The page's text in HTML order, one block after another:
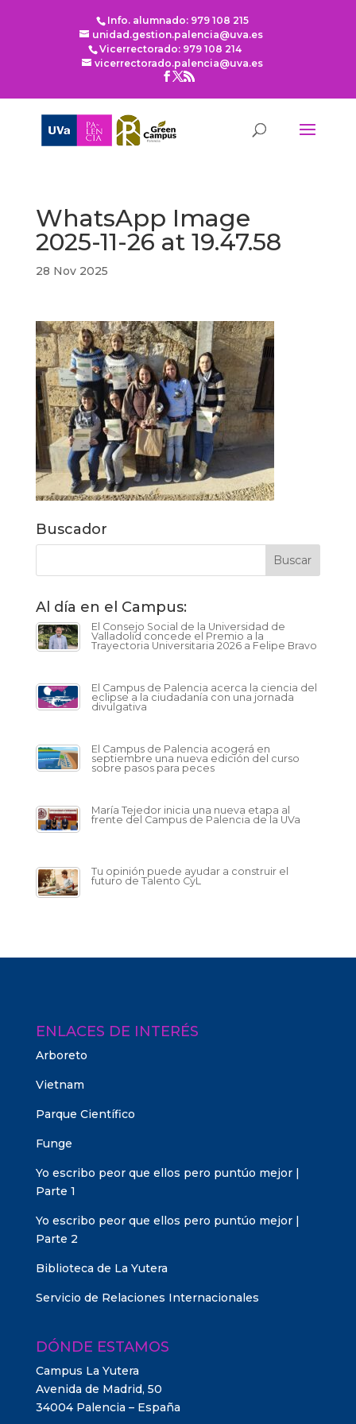
Info. alumnado: 979 108 215
unidad.gestion.palencia@uva.es
Vicerrectorado: 979 108 214
vicerrectorado.palencia@uva.es
WhatsApp Image
2025-11-26 at 19.47.58
28 Nov 2025
Buscador
Al día en el Campus:
El Consejo Social de la Universidad de
Valladolid concede el Premio a la
Trayectoria Universitaria 2026 a Felipe Bravo
El Campus de Palencia acerca la ciencia del
eclipse a la ciudadanía con una jornada
divulgativa
El Campus de Palencia acogerá en
septiembre una nueva edición del curso
sobre pasos para peces
María Tejedor inicia una nueva etapa al
frente del Campus de Palencia de la UVa
Tu opinión puede ayudar a construir el
futuro de Talento CyL
ENLACES DE INTERÉS
Arboreto
Vietnam
Parque Científico
Funge
Yo escribo peor que ellos pero puntúo mejor |
Parte 1
Yo escribo peor que ellos pero puntúo mejor |
Parte 2
Biblioteca de La Yutera
Servicio de Relaciones Internacionales
DÓNDE ESTAMOS
Campus La Yutera
Avenida de Madrid, 50
34004 Palencia – España